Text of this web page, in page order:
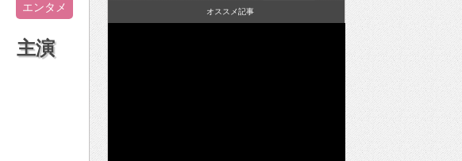
エンタメ
主演
オススメ記事